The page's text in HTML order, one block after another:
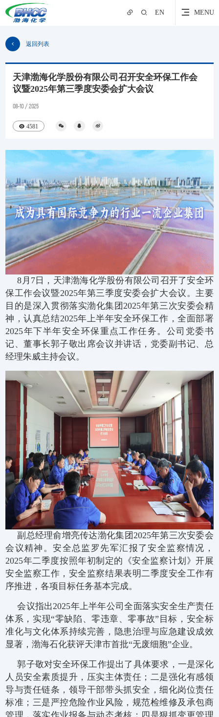
EN MENU
返回列表
天津渤海化学股份有限公司召开安全环保工作会
议暨2025年第三季度安委会扩大会议
08-10 / 2025
4581
8月7日，天津渤海化学股份有限公司召开了安全环
保工作会议暨2025年第三季度安委会扩大会议。主要
目的是深入贯彻落实渤化集团2025年第三次安委会精
神，认真总结2025年上半年安全环保工作，全面部署
2025年下半年安全环保重点工作任务。公司党委书
记、董事长郭子敬出席会议并讲话，党委副书记、总
经理朱威主持会议。
副总经理俞增亮传达渤化集团2025年第三次安委会
会议精神。安全总监罗先军汇报了安全监察情况，
2025年二季度按照年初制定的《安全监察计划》开展
安全监察工作，安全监察结果表明二季度安全工作有
序推进，各项目标任务基本完成。
会议指出2025年上半年公司全面落实安全生产责任
体系，实现“零缺陷、零违章、零事故”目标，安全标
准化与文化体系持续完善，隐患治理与应急建设成效
显著，渤海石化获评天津市首批“无废细胞”企业。
郭子敬对安全环保工作提出了具体要求，一是深化
人员安全素质提升，压实主体责任；二是强化有感领
导与责任链条，领导干部带头抓安全，细化岗位责任
标准；三是严控危险作业风险，规范检维修及承包商
管理，落实作业报备与动态考核；四是狠抓变更管理